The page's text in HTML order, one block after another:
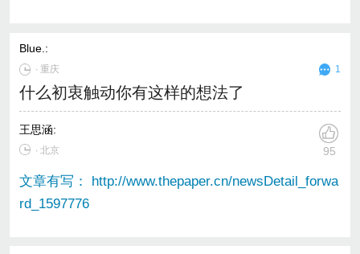
Blue. :
∙重庆 1
什么初衷触动你有这样的想法了
王思涵:
∙ 北京 95
文章有写： http://www.thepaper.cn/newsDetail_forwa
rd_1597776